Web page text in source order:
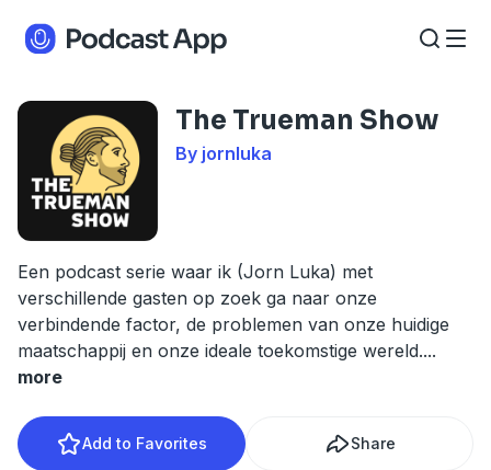
The Trueman Show
By jornluka
Een podcast serie waar ik (Jorn Luka) met
verschillende gasten op zoek ga naar onze
verbindende factor, de problemen van onze huidige
maatschappij en onze ideale toekomstige wereld....
more
Add to Favorites Share